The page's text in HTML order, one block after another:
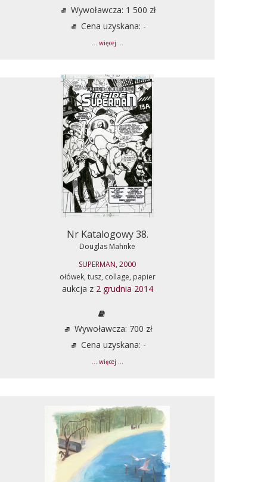
Wywoławcza: 1 500 zł
Cena uzyskana: -
... więcej ...
Nr Katalogowy 38.
Douglas Mahnke
SUPERMAN, 2000
ołówek, tusz, collage, papier
aukcja z 2 grudnia 2014
Wywoławcza: 700 zł
Cena uzyskana: -
... więcej ...